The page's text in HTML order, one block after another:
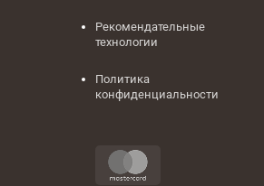
Рекомендательные
технологии
Политика
конфиденциальности